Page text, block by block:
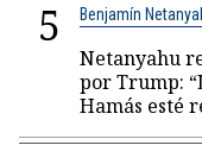
5 Benjamín
Netanyahu
por Trump:
Hamás esté